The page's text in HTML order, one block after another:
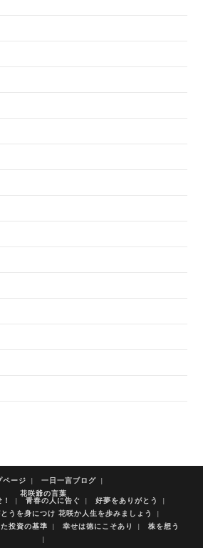
ページ
一日一言ブログ
花咲爺の言葉
青春の人に告ぐ
好夢をありがとう
うを身につけ 花咲か人生を歩みましょう
投資の基準 幸せは徳にこそあり 株を想う